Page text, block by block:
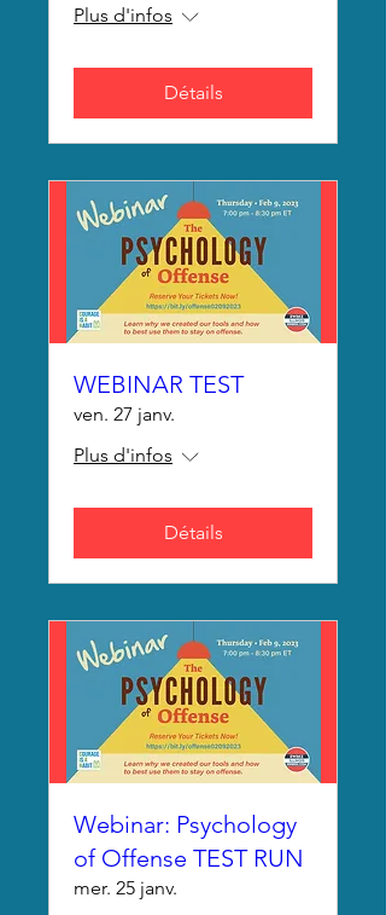
Plus d'infos
Détails
WEBINAR TEST
ven. 27 janv.
Plus d'infos
Détails
Webinar: Psychology
of Offense TEST RUN
mer. 25 janv.